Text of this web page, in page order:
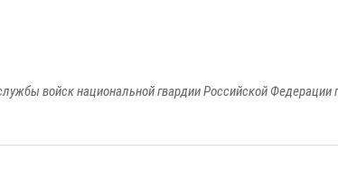
войск национальной гвардии Российской Федерации